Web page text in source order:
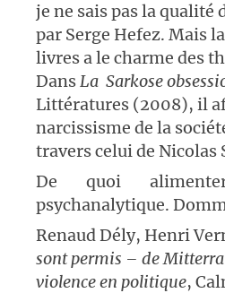
je ne sais pas la qualité
par Serge Hefez. Mais
livres a le charme des
DansLa Sarkose
Littératures (2008), il
narcissisme de la
travers celui de Nicolas
De quoi
psychanalytique.
Renaud Dély, Henri
sont permis – de
violence en politique,